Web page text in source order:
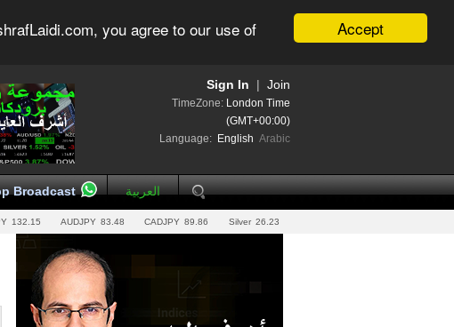
Accept
you agree to our use of
Join
Sign In
TimeZone: London Time
(GMT+00:00)
Language: English Arabic
Broadcast العربية
132.15 AUDJPY 83.48 CADJPY 89.86 Silver 26.23